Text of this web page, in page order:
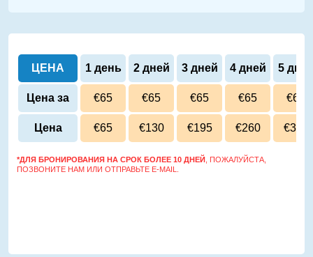
ЦЕНА 1 день 2 дней 3 дней 4 дней 5
Цена за
сутки
€65 €65 €65 €65 €65
Цена €65 €130 €195 €260 €325
*ДЛЯ БРОНИРОВАНИЯ НА СРОК БОЛЕЕ 10 ДНЕЙ , ПОЖАЛУЙСТА,
ПОЗВОНИТЕ НАМ ИЛИ ОТПРАВЬТЕ E-MAIL.